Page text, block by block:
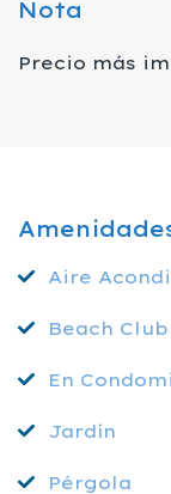
Nota
Precio más
Aire
Beach Club
En
Jardín
Pérgola